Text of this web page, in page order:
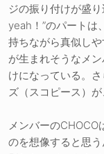
ジの振り付けが盛
yeah！”のパートは
持ちながら真似し
が生まれそうなメ
けになっている。
ズ（スコピース）
メンバーのCHOCO
のを想像すると思